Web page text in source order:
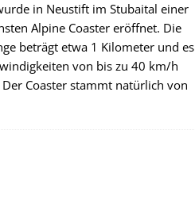
in Neustift im Stubaital einer
Alpine Coaster eröffnet. Die
beträgt etwa 1 Kilometer und es
von bis zu 40 km/h
Coaster stammt natürlich von